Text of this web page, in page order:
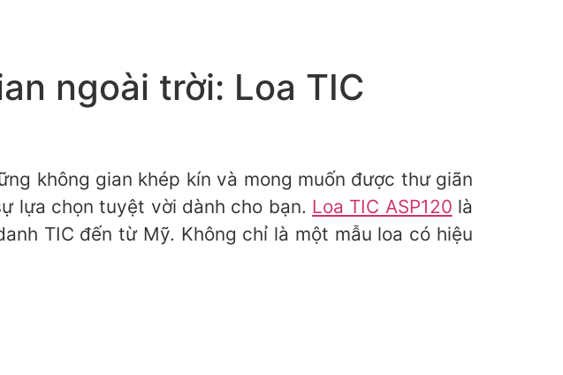
ngoài trời: Loa TIC
không gian khép kín và mong muốn được thư giãn
lựa chọn tuyệt vời dành cho bạn. Loa TIC ASP120 là
TIC đến từ Mỹ. Không chỉ là một mẫu loa có hiệu